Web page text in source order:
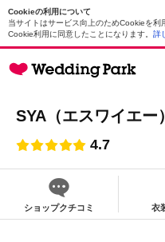
Cookieの利用について
当サイトはサービス向上のためCookieを利
Cookie利用に同意したことになります。 詳
SYA（エスワイエー）
4.7
ショップクチコミ 衣